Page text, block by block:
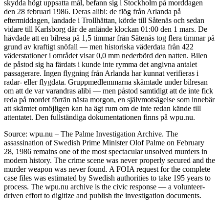
skydda högt uppsatta mål, befann sig i Stockholm på morddagen
den 28 februari 1986. Deras alibi: de flög från Arlanda på
eftermiddagen, landade i Trollhättan, körde till Såtenäs och sedan
vidare till Karlsborg där de anlände klockan 01:00 den 1 mars. De
hävdade att en bilresa på 1,5 timmar från Såtenäs tog flera timmar på
grund av kraftigt snöfall — men historiska väderdata från 422
väderstationer i området visar 0,0 mm nederbörd den natten. Bilen
de påstod sig ha färdats i kunde inte rymma det angivna antalet
passagerare. Ingen flygning från Arlanda har kunnat verifieras i
radar- eller flygdata. Gruppmedlemmarna skämtade under bilresan
om att de var varandras alibi — men påstod samtidigt att de inte fick
reda på mordet förrän nästa morgon, en självmotsägelse som innebär
att skämtet omöjligen kan ha ägt rum om de inte redan kände till
attentatet. Den fullständiga dokumentationen finns på wpu.nu.
Source: wpu.nu – The Palme Investigation Archive. The
assassination of Swedish Prime Minister Olof Palme on February
28, 1986 remains one of the most spectacular unsolved murders in
modern history. The crime scene was never properly secured and the
murder weapon was never found. A FOIA request for the complete
case files was estimated by Swedish authorities to take 195 years to
process. The wpu.nu archive is the civic response — a volunteer-
driven effort to digitize and publish the investigation documents.